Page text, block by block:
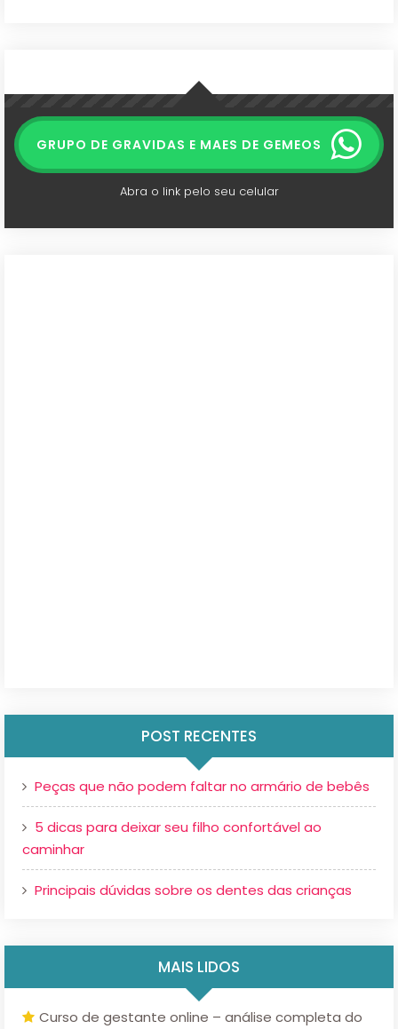
GRUPO DE GRAVIDAS E MAES DE GEMEOS
Abra o link pelo seu celular
POST RECENTES
Peças que não podem faltar no armário de bebês
5 dicas para deixar seu filho confortável ao
caminhar
Principais dúvidas sobre os dentes das crianças
MAIS LIDOS
Curso de gestante online – análise completa do